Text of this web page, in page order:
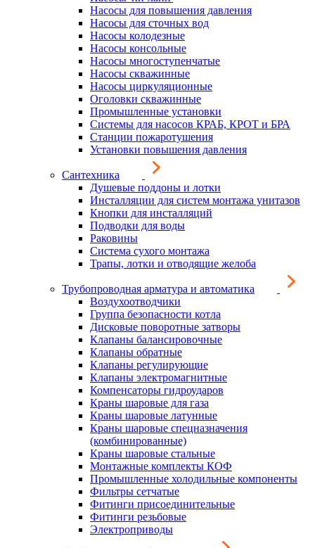
Насосы для повышения давления
Насосы для сточных вод
Насосы колодезные
Насосы консольные
Насосы многоступенчатые
Насосы скважинные
Насосы циркуляционные
Оголовки скважинные
Промышленные установки
Системы для насосов КРАБ, КРОТ и БРА
Станции пожаротушения
Установки повышения давления
Сантехника
Душевые поддоны и лотки
Инсталляции для систем монтажа унитазов
Кнопки для инсталляций
Подводки для воды
Раковины
Система сухого монтажа
Трапы, лотки и отводящие желоба
Трубопроводная арматура и автоматика
Воздухоотводчики
Группа безопасности котла
Дисковые поворотные затворы
Клапаны балансировочные
Клапаны обратные
Клапаны регулирующие
Клапаны электромагнитные
Компенсаторы гидроударов
Краны шаровые для газа
Краны шаровые латунные
Краны шаровые спецназначения
(комбинированные)
Краны шаровые стальные
Монтажные комплекты КОФ
Промышленные холодильные компоненты
Фильтры сетчатые
Фитинги присоединительные
Фитинги резьбовые
Электроприводы